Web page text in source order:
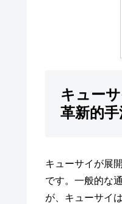
キュー
革新的手
キューサイが展
です。一般的な
が、キューサイ